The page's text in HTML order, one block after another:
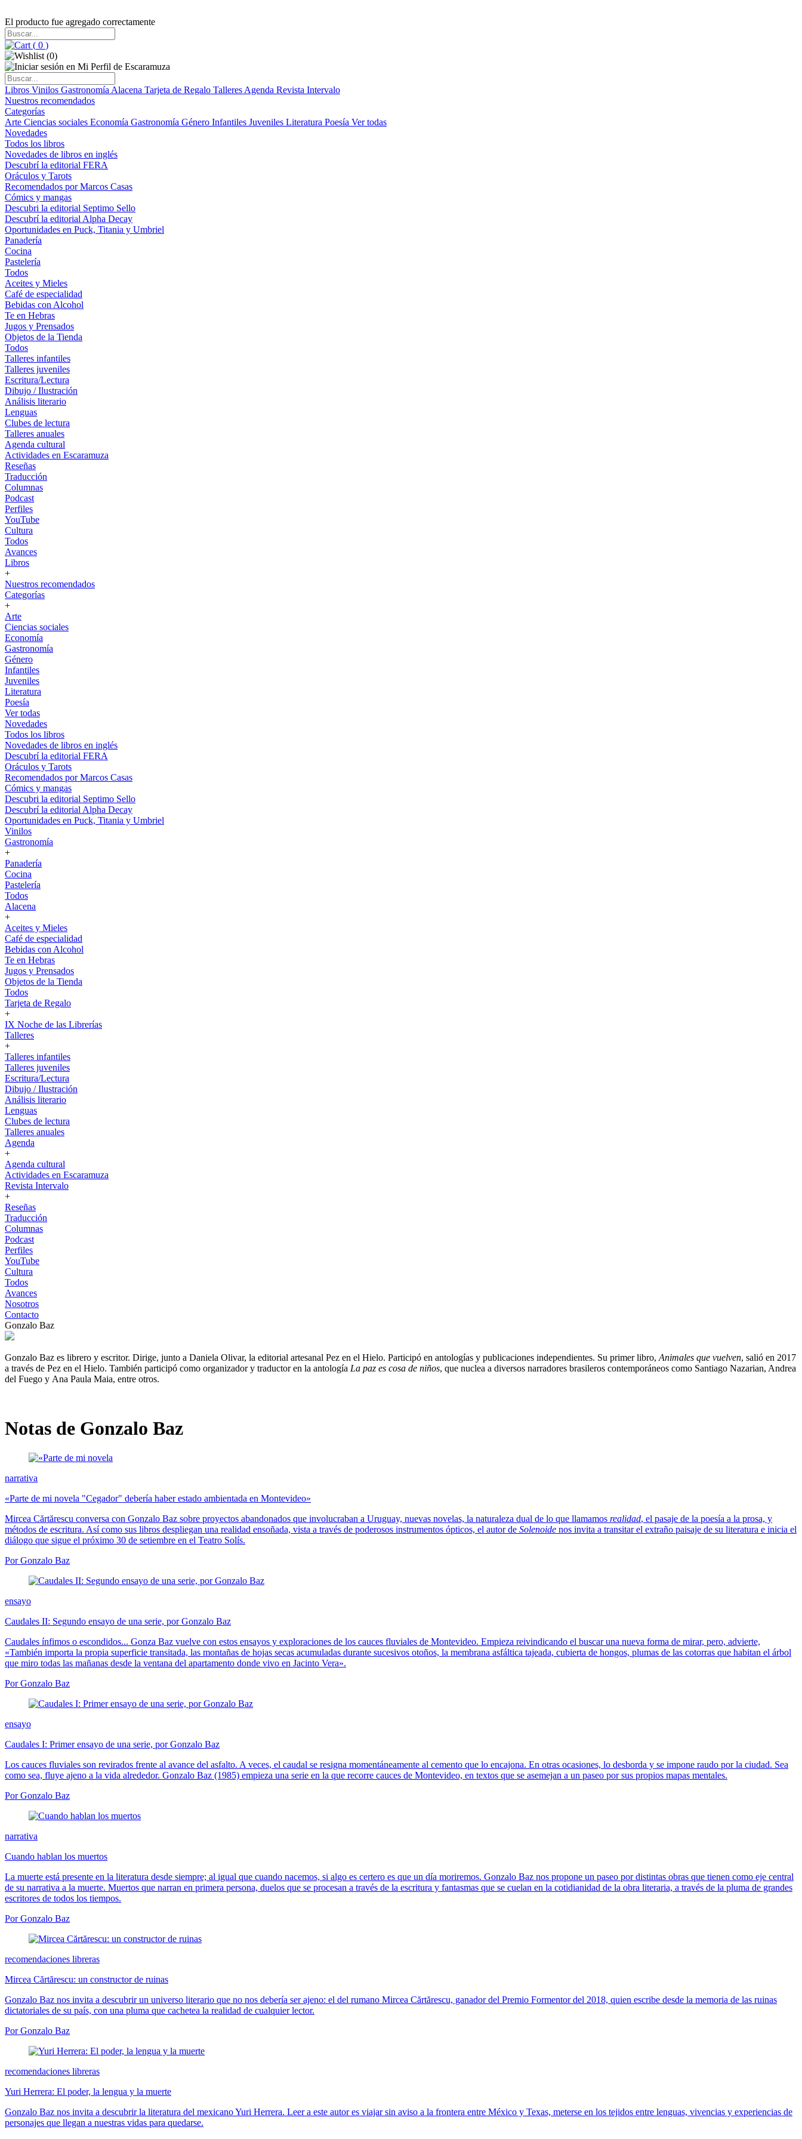
El producto fue agregado correctamente
( 0 )
(0)
Libros Vinilos Gastronomía Alacena Tarjeta de Regalo Talleres Agenda Revista Intervalo
Nuestros recomendados
Categorías
Arte Ciencias sociales Economía Gastronomía Género Infantiles Juveniles Literatura Poesía Ver todas
Novedades
Todos los libros
Novedades de libros en inglés
Descubrí la editorial FERA
Oráculos y Tarots
Recomendados por Marcos Casas
Cómics y mangas
Descubri la editorial Septimo Sello
Descubrí la editorial Alpha Decay
Oportunidades en Puck, Titania y Umbriel
Panadería
Cocina
Pastelería
Todos
Aceites y Mieles
Café de especialidad
Bebidas con Alcohol
Te en Hebras
Jugos y Prensados
Objetos de la Tienda
Todos
Talleres infantiles
Talleres juveniles
Escritura/Lectura
Dibujo / Ilustración
Análisis literario
Lenguas
Clubes de lectura
Talleres anuales
Agenda cultural
Actividades en Escaramuza
Reseñas
Traducción
Columnas
Podcast
Perfiles
YouTube
Cultura
Todos
Avances
Libros
+
Nuestros recomendados
Categorías
+
Arte
Ciencias sociales
Economía
Gastronomía
Género
Infantiles
Juveniles
Literatura
Poesía
Ver todas
Novedades
Todos los libros
Novedades de libros en inglés
Descubrí la editorial FERA
Oráculos y Tarots
Recomendados por Marcos Casas
Cómics y mangas
Descubri la editorial Septimo Sello
Descubrí la editorial Alpha Decay
Oportunidades en Puck, Titania y Umbriel
Vinilos
Gastronomía
+
Panadería
Cocina
Pastelería
Todos
Alacena
+
Aceites y Mieles
Café de especialidad
Bebidas con Alcohol
Te en Hebras
Jugos y Prensados
Objetos de la Tienda
Todos
Tarjeta de Regalo
+
IX Noche de las Librerías
Talleres
+
Talleres infantiles
Talleres juveniles
Escritura/Lectura
Dibujo / Ilustración
Análisis literario
Lenguas
Clubes de lectura
Talleres anuales
Agenda
+
Agenda cultural
Actividades en Escaramuza
Revista Intervalo
+
Reseñas
Traducción
Columnas
Podcast
Perfiles
YouTube
Cultura
Todos
Avances
Nosotros
Contacto
Gonzalo Baz
Gonzalo Baz es librero y escritor. Dirige, junto a Daniela Olivar, la editorial artesanal Pez en el Hielo. Participó en antologías y publicaciones independientes. Su primer libro, Animales que vuelven, salió en 2017
a través de Pez en el Hielo. También participó como organizador y traductor en la antología La paz es cosa de niños, que nuclea a diversos narradores brasileros contemporáneos como Santiago Nazarian, Andrea
del Fuego y Ana Paula Maia, entre otros.
Notas de Gonzalo Baz
narrativa
«Parte de mi novela "Cegador" debería haber estado ambientada en Montevideo»
Mircea Cărtărescu conversa con Gonzalo Baz sobre proyectos abandonados que involucraban a Uruguay, nuevas novelas, la naturaleza dual de lo que llamamos realidad, el pasaje de la poesía a la prosa, y
métodos de escritura. Así como sus libros despliegan una realidad ensoñada, vista a través de poderosos instrumentos ópticos, el autor de Solenoide nos invita a transitar el extraño paisaje de su literatura e inicia el
diálogo que sigue el próximo 30 de setiembre en el Teatro Solís.
Por Gonzalo Baz
ensayo
Caudales II: Segundo ensayo de una serie, por Gonzalo Baz
Caudales ínfimos o escondidos... Gonza Baz vuelve con estos ensayos y exploraciones de los cauces fluviales de Montevideo. Empieza reivindicando el buscar una nueva forma de mirar, pero, advierte,
«También importa la propia superficie transitada, las montañas de hojas secas acumuladas durante sucesivos otoños, la membrana asfáltica tajeada, cubierta de hongos, plumas de las cotorras que habitan el árbol
que miro todas las mañanas desde la ventana del apartamento donde vivo en Jacinto Vera».
Por Gonzalo Baz
ensayo
Caudales I: Primer ensayo de una serie, por Gonzalo Baz
Los cauces fluviales son revirados frente al avance del asfalto. A veces, el caudal se resigna momentáneamente al cemento que lo encajona. En otras ocasiones, lo desborda y se impone raudo por la ciudad. Sea
como sea, fluye ajeno a la vida alrededor. Gonzalo Baz (1985) empieza una serie en la que recorre cauces de Montevideo, en textos que se asemejan a un paseo por sus propios mapas mentales.
Por Gonzalo Baz
narrativa
Cuando hablan los muertos
La muerte está presente en la literatura desde siempre; al igual que cuando nacemos, si algo es certero es que un día moriremos. Gonzalo Baz nos propone un paseo por distintas obras que tienen como eje central
de su narrativa a la muerte. Muertos que narran en primera persona, duelos que se procesan a través de la escritura y fantasmas que se cuelan en la cotidianidad de la obra literaria, a través de la pluma de grandes
escritores de todos los tiempos.
Por Gonzalo Baz
recomendaciones libreras
Mircea Cărtărescu: un constructor de ruinas
Gonzalo Baz nos invita a descubrir un universo literario que no nos debería ser ajeno: el del rumano Mircea Cărtărescu, ganador del Premio Formentor del 2018, quien escribe desde la memoria de las ruinas
dictatoriales de su país, con una pluma que cachetea la realidad de cualquier lector.
Por Gonzalo Baz
recomendaciones libreras
Yuri Herrera: El poder, la lengua y la muerte
Gonzalo Baz nos invita a descubrir la literatura del mexicano Yuri Herrera. Leer a este autor es viajar sin aviso a la frontera entre México y Texas, meterse en los tejidos entre lenguas, vivencias y experiencias de
personajes que llegan a nuestras vidas para quedarse.